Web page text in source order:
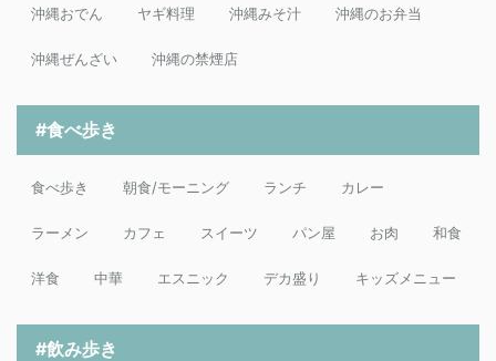
沖縄おでん ヤギ料理 沖縄みそ汁 沖縄のお弁当
沖縄ぜんざい 沖縄の禁煙店
#食べ歩き
食べ歩き 朝食/モーニング ランチ カレー
ラーメン カフェ スイーツ パン屋 お肉 和食
洋食 中華 エスニック デカ盛り キッズメニュー
#飲み歩き